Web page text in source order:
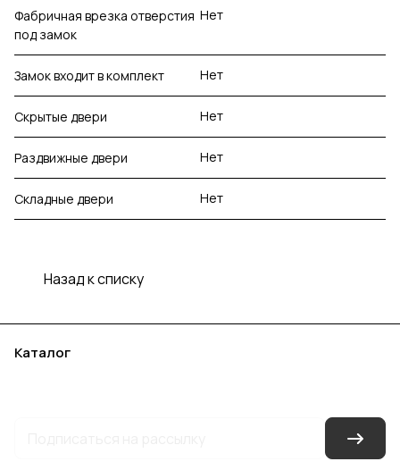
Фабричная врезка отверстия
под замок
Нет
Замок входит в комплект Нет
Скрытые двери Нет
Раздвижные двери Нет
Складные двери Нет
Назад к списку
Каталог